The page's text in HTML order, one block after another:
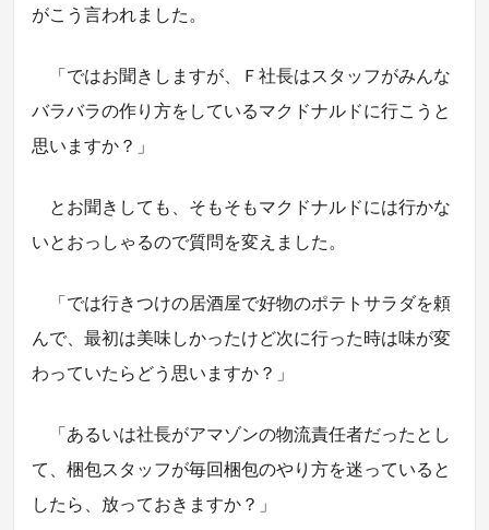
がこう言われました。
「ではお聞きしますが、Ｆ社長はスタッフがみんな
バラバラの作り方をしているマクドナルドに行こうと
思いますか？」
とお聞きしても、そもそもマクドナルドには行かな
いとおっしゃるので質問を変えました。
「では行きつけの居酒屋で好物のポテトサラダを頼
んで、最初は美味しかったけど次に行った時は味が変
わっていたらどう思いますか？」
「あるいは社長がアマゾンの物流責任者だったとし
て、梱包スタッフが毎回梱包のやり方を迷っていると
したら、放っておきますか？」